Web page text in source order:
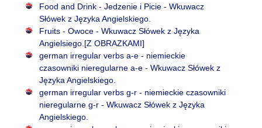
Food and Drink - Jedzenie i Picie - Wkuwacz
Słówek z Języka Angielskiego.
Fruits - Owoce - Wkuwacz Słówek z Języka
Angielsiego.[Z OBRAZKAMI]
german irregular verbs a-e - niemieckie
czasowniki nieregularne a-e - Wkuwacz Słówek z
Języka Angielskiego.
german irregular verbs g-r - niemieckie czasowniki
nieregularne g-r - Wkuwacz Słówek z Języka
Angielskiego.